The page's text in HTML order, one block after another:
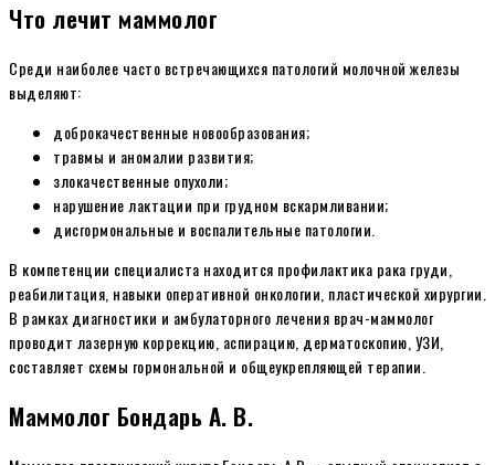
Что лечит маммолог
Среди наиболее часто встречающихся патологий молочной железы
выделяют:
доброкачественные новообразования;
травмы и аномалии развития;
злокачественные опухоли;
нарушение лактации при грудном вскармливании;
дисгормональные и воспалительные патологии.
В компетенции специалиста находится профилактика рака груди,
реабилитация, навыки оперативной онкологии, пластической хирургии.
В рамках диагностики и амбулаторного лечения врач-маммолог
проводит лазерную коррекцию, аспирацию, дерматоскопию, УЗИ,
составляет схемы гормональной и общеукрепляющей терапии.
Маммолог Бондарь А. В.